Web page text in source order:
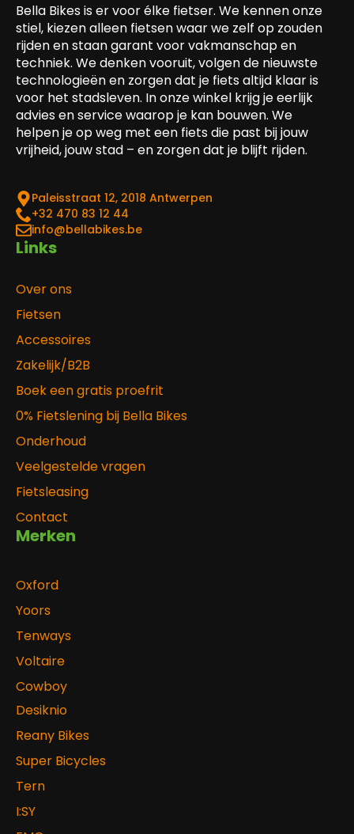
Bella Bikes is er voor élke fietser. We kennen onze
stiel, kiezen alleen fietsen waar we zelf op zouden
rijden en staan garant voor vakmanschap en
techniek. We denken vooruit, volgen de nieuwste
technologieën en zorgen dat je fiets altijd klaar is
voor het stadsleven. In onze winkel krijg je eerlijk
advies en service waarop je kan bouwen. We
helpen je op weg met een fiets die past bij jouw
vrijheid, jouw stad – en zorgen dat je blijft rijden.
Paleisstraat 12, 2018 Antwerpen
‎+32 470 83 12 44
info@bellabikes.be
Links
Over ons
Fietsen
Accessoires
Zakelijk/B2B
Boek een gratis proefrit
0% Fietslening bij Bella Bikes
Onderhoud
Veelgestelde vragen
Fietsleasing
Contact
Merken
Oxford
Yoors
Tenways
Voltaire
Cowboy
Desiknio
Reany Bikes
Super Bicycles
Tern
I:SY